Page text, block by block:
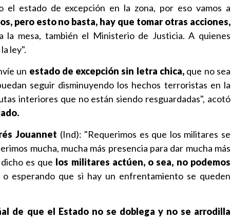
el estado de excepción en la zona, por eso vamos a
pero esto no basta, hay que tomar otras acciones,
la mesa, también el Ministerio de Justicia. A quienes
ley".
un estado de excepción sin letra chica, que no sea
seguir disminuyendo los hechos terroristas en la
interiores que no están siendo resguardadas", acotó
Jouannet (Ind): "Requerimos es que los militares se
mucha, mucha más presencia para dar mucha más
es que los militares actúen, o sea, no podemos
o esperando que si hay un enfrentamiento se queden
de que el Estado no se doblega y no se arrodilla